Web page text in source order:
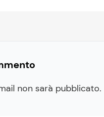
non sarà pubblicato.